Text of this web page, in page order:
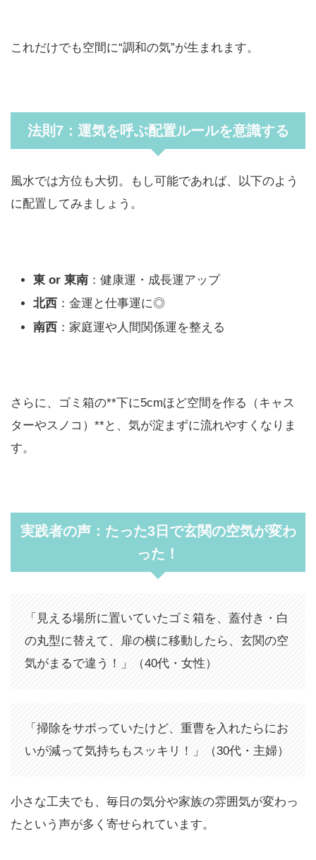
これだけでも空間に“調和の気”が生まれます。
法則7：運気を呼ぶ配置ルールを意識する
風水では方位も大切。もし可能であれば、以下のよう
に配置してみましょう。
東 or 東南 ：健康運・成長運アップ
北西 ：金運と仕事運に◎
南西 ：家庭運や人間関係運を整える
さらに、ゴミ箱の**下に5cmほど空間を作る（キャス
ターやスノコ）**と、気が淀まずに流れやすくなりま
す。
実践者の声：たった3日で玄関の空気が変わ
った！
「見える場所に置いていたゴミ箱を、蓋付き・白
の丸型に替えて、扉の横に移動したら、玄関の空
気がまるで違う！」（40代・女性）
「掃除をサボっていたけど、重曹を入れたらにお
いが減って気持ちもスッキリ！」（30代・主婦）
小さな工夫でも、毎日の気分や家族の雰囲気が変わっ
たという声が多く寄せられています。